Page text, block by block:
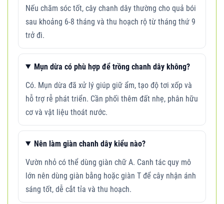
Nếu chăm sóc tốt, cây chanh dây thường cho quả bói
sau khoảng 6-8 tháng và thu hoạch rộ từ tháng thứ 9
trở đi.
Mụn dừa có phù hợp để trồng chanh dây không?
Có. Mụn dừa đã xử lý giúp giữ ẩm, tạo độ tơi xốp và
hỗ trợ rễ phát triển. Cần phối thêm đất nhẹ, phân hữu
cơ và vật liệu thoát nước.
Nên làm giàn chanh dây kiểu nào?
Vườn nhỏ có thể dùng giàn chữ A. Canh tác quy mô
lớn nên dùng giàn bằng hoặc giàn T để cây nhận ánh
sáng tốt, dễ cắt tỉa và thu hoạch.